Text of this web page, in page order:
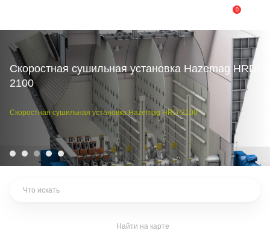
0
Скоростная сушильная установка Hazemag HRD-
2100
Скоростная сушильная установкаHazemag HRD-2100
Найти на карте